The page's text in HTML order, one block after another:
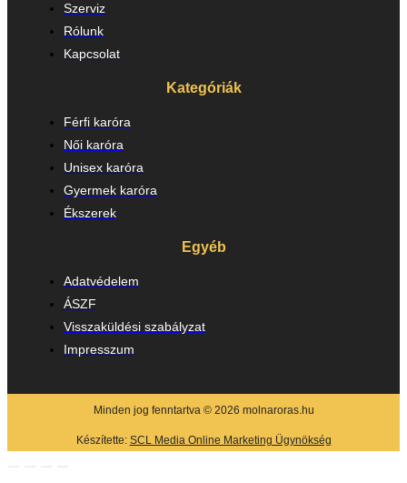
Szerviz
Rólunk
Kapcsolat
Kategóriák
Férfi karóra
Női karóra
Unisex karóra
Gyermek karóra
Ékszerek
Egyéb
Adatvédelem
ÁSZF
Visszaküldési szabályzat
Impresszum
Minden jog fenntartva © 2026 molnaroras.hu
Készítette: SCL Media Online Marketing Ügynökség